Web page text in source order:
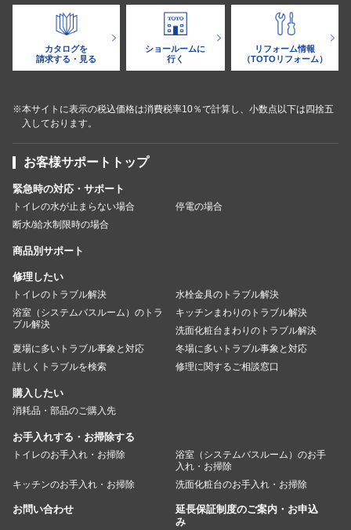
カタログを
請求する・見る
ショールームに
行く
リフォーム情報
（TOTOリフォーム）
※本サイトに表示の税込価格は消費税率10％で計算し、小数点以下は四捨五
入しております。
お客様サポートトップ
緊急時の対応・サポート
トイレの水が止まらない場合
停電の場合
断水/給水制限時の場合
商品別サポート
修理したい
トイレのトラブル解決
水栓金具のトラブル解決
浴室（システムバスルーム）のトラ
ブル解決
キッチンまわりのトラブル解決
洗面化粧台まわりのトラブル解決
夏場に多いトラブル事象と対応
冬場に多いトラブル事象と対応
詳しくトラブルを検索
修理に関するご相談窓口
購入したい
消耗品・部品のご購入先
お手入れする・お掃除する
トイレのお手入れ・お掃除
浴室（システムバスルーム）のお手
入れ・お掃除
キッチンのお手入れ・お掃除
洗面化粧台のお手入れ・お掃除
お問い合わせ
延長保証制度のご案内・お申込
み